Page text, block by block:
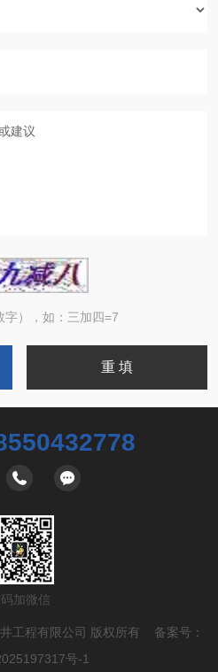
字），如：三加四=7
加微信
工程有限公司 版权所有 备案号：
号-1